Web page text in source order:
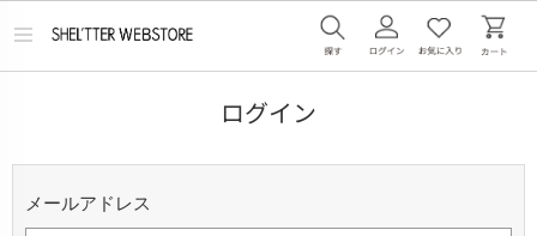
メ
ログイン
メールアドレス